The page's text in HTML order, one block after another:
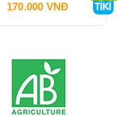
170.000 VNĐ